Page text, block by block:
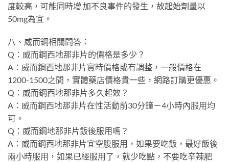
度較高，可能同時增 加不良事件的發生，故起始劑量以
50mg為宜。
八、威而鋼相關問答：
Q：威而鋼西地那非片的價格是多少？
A：威而鋼西地那非片實時價格或有調整，一般價格在
1200-1500之間，實體藥店價格貴一些，網路訂購更優惠。
Q：威而鋼西地那非片多久起效？
A：威而鋼西地那非片在性活動前30分鐘－4小時內服用均
可。
Q：威而鋼地那非片飯後服用嗎？
A：威而鋼西地那非片宜空腹服用，如果要吃飯，最好飯後
兩小時服用，如果已經服用了，就少吃點，不要吃辛辣肥